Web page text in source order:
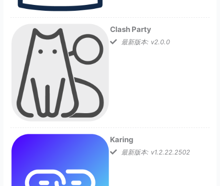
Clash Party
最新版本: v2.0.0
Karing
最新版本: v1.2.22.2502